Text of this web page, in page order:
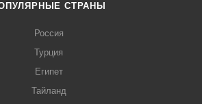
СТРАНЫ
Россия
Турция
Египет
Тайланд